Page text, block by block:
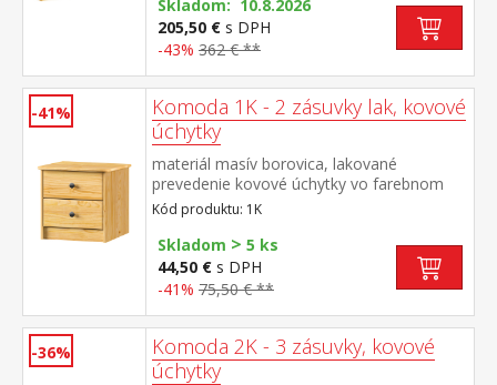
variabilnou policou hĺbka zásuvky 27,5 cm
Skladom: 10.8.2026
205,50 € s DPH
-43% 362 € **
-41%
Komoda 1K - 2 zásuvky lak, kovové
úchytky
materiál masív borovica, lakované
prevedenie kovové úchytky vo farebnom
prevedení černená mosadz 2 zásuvky s
kovovými pojazdmi, hĺbka zásuvky 27,5 cm
Kód produktu: 1K
Skladom > 5 ks
44,50 € s DPH
-41% 75,50 € **
-36%
Komoda 2K - 3 zásuvky, kovové
úchytky